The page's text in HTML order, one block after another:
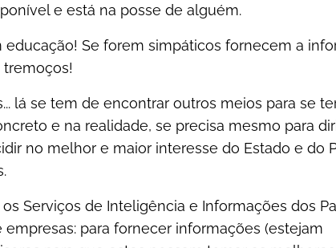
e está na posse de alguém.
Se forem simpáticos fornecem a
lá se tem de encontrar outros meios para se
e na realidade, se precisa mesmo para
no melhor e maior interesse do Estado e do
Serviços de Inteligência e Informações dos
para fornecer informações (estejam